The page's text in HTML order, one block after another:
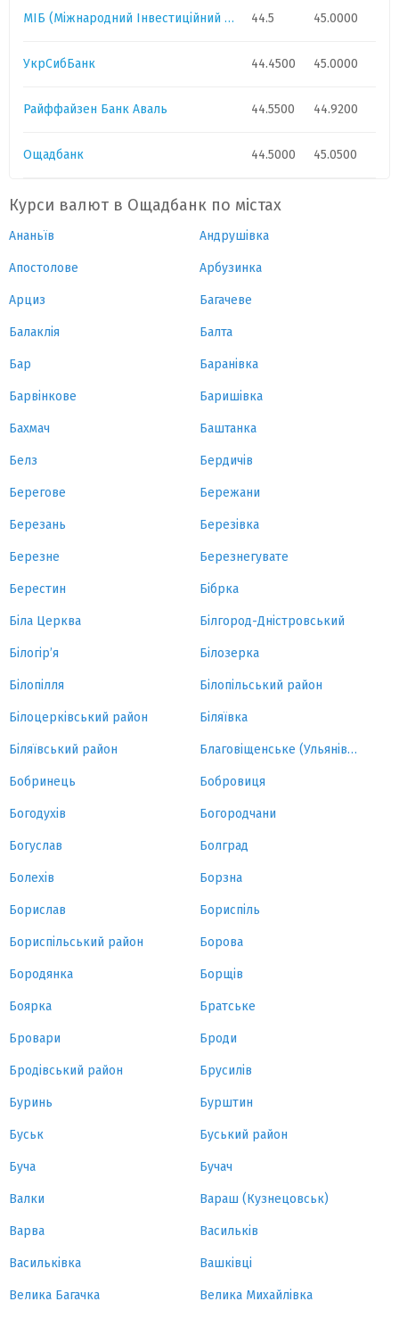
МІБ (Міжнародний Інвестиційний Банк) 44.5 45.0000
УкрСибБанк 44.4500 45.0000
Райффайзен Банк Аваль 44.5500 44.9200
Ощадбанк 44.5000 45.0500
Курси валют в Ощадбанк по містах
Ананьїв Андрушівка
Апостолове Арбузинка
Арциз Багачеве
Балаклія Балта
Бар Баранівка
Барвінкове Баришівка
Бахмач Баштанка
Белз Бердичів
Берегове Бережани
Березань Березівка
Березне Березнегувате
Берестин Бібрка
Біла Церква Білгород-Дністровський
Білогір’я Білозерка
Білопілля Білопільський район
Білоцерківський район Біляївка
Біляївський район Благовіщенське (Ульянівка)
Бобринець Бобровиця
Богодухів Богородчани
Богуслав Болград
Болехів Борзна
Борислав Бориспіль
Бориспільський район Борова
Бородянка Борщів
Боярка Братське
Бровари Броди
Бродівський район Брусилів
Буринь Бурштин
Буськ Буський район
Буча Бучач
Валки Вараш (Кузнецовськ)
Варва Васильків
Васильківка Вашківці
Велика Багачка Велика Михайлівка